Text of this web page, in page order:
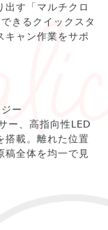
出す「マルチクロ
きるクイックスタ
キャン作業をサポ
ー
ー、高指向性LED
搭載。離れた位置
稿全体を均一で見